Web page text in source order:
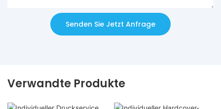
Senden Sie Jetzt Anfrage
Verwandte Produkte